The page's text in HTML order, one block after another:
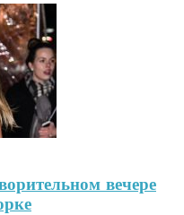
вечере